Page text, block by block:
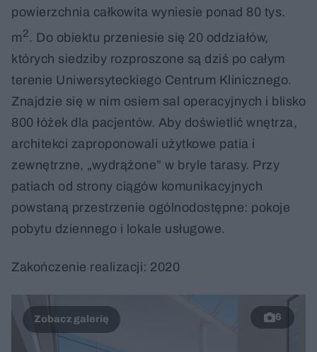
powierzchnia całkowita wyniesie ponad 80 tys.
m2. Do obiektu przeniesie się 20 oddziałów,
których siedziby rozproszone są dziś po całym
terenie Uniwersyteckiego Centrum Klinicznego.
Znajdzie się w nim osiem sal operacyjnych i blisko
800 łóżek dla pacjentów. Aby doświetlić wnętrza,
architekci zaproponowali użytkowe patia i
zewnętrzne, „wydrążone” w bryle tarasy. Przy
patiach od strony ciągów komunikacyjnych
powstaną przestrzenie ogólnodostępne: pokoje
pobytu dziennego i lokale usługowe.
Zakończenie realizacji: 2020
6